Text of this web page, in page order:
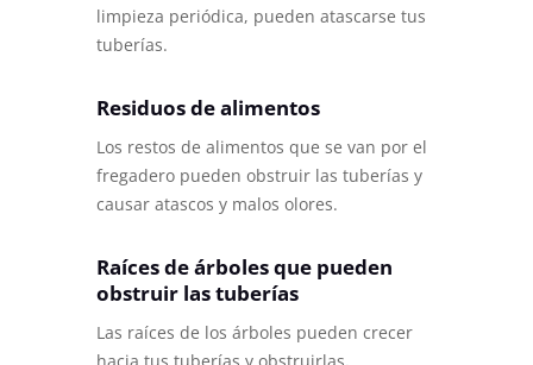
limpieza periódica, pueden atascarse tus
tuberías.
Residuos de alimentos
Los restos de alimentos que se van por el
fregadero pueden obstruir las tuberías y
causar atascos y malos olores.
Raíces de árboles que pueden
obstruir las tuberías
Las raíces de los árboles pueden crecer